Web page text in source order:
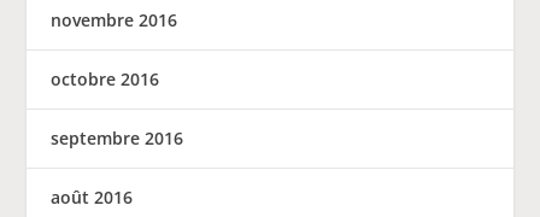
novembre 2016
octobre 2016
septembre 2016
août 2016